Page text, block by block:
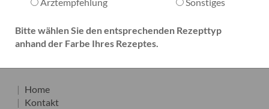
Bitte wählen Sie den entsprechenden Rezepttyp
anhand der Farbe Ihres Rezeptes.
Home
Kontakt